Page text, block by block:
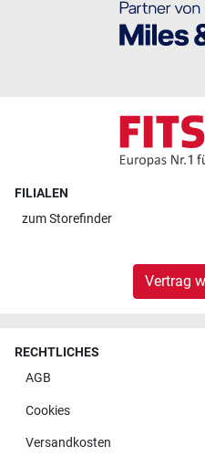
FILIALEN
zumStorefinder
Vertrag
RECHTLICHES
AGB
Cookies
Versandkosten